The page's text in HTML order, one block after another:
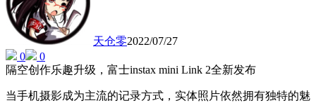
天仓零2022/07/27
0
0
隔空创作乐趣升级，富士instax mini Link 2全新发布
当手机摄影成为主流的记录方式，实体照片依然拥有独特的魅